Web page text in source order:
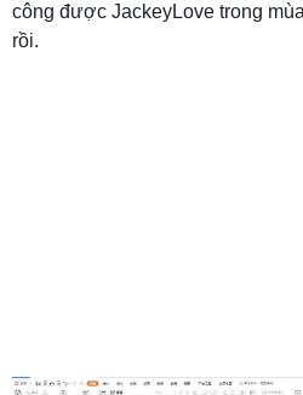
công được JackeyLove trong
rồi.